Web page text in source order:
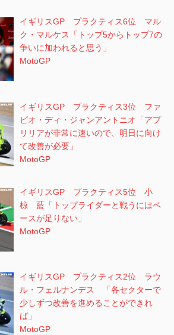
イギリスGP プラクティス6位 マル
ク・マルケス「トップ5からトップ7の
争いに加われると思う」
MotoGP
イギリスGP プラクティス3位 ファ
ビオ・ディ・ジャンアントニオ「アプ
リリアが非常に速いので、明日に向け
て改善が必要」
MotoGP
イギリスGP プラクティス5位 小
椋 藍「トップライダーと戦うにはペ
ースが足りない」
MotoGP
イギリスGP プラクティス2位 ラウ
ル・フェルナンデス 「各セクターで
少しずつ改善を進めることができれ
ば」
MotoGP